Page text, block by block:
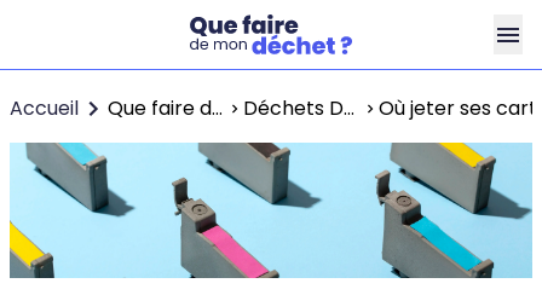
Accueil Que faire de mes déchets ? Déchets DEEE Où jeter ses